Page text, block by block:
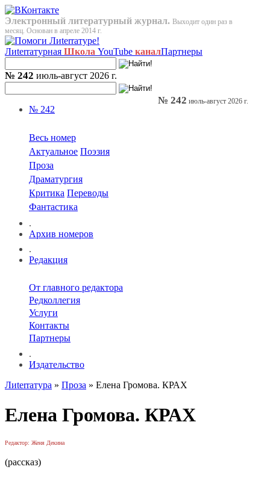
Электронный литературный журнал. Выходит один раз в
месяц. Основан в апреле 2014 г.
Лиterraтурная Школа YouTube каналПартнеры
№ 242 июль-август 2026 г.
№ 242
Весь номер
Актуальное Поэзия
Проза
Драматургия
Критика Переводы
Фантастика
.
Архив номеров
.
Редакция
От главного редактора
Редколлегия
Услуги
Контакты
Партнеры
.
Издательство
№ 242 июль-август 2026 г.
Лиterraтура » Проза » Елена Громова. КРАХ
Елена Громова. КРАХ
Редактор: Женя Декина
(рассказ)